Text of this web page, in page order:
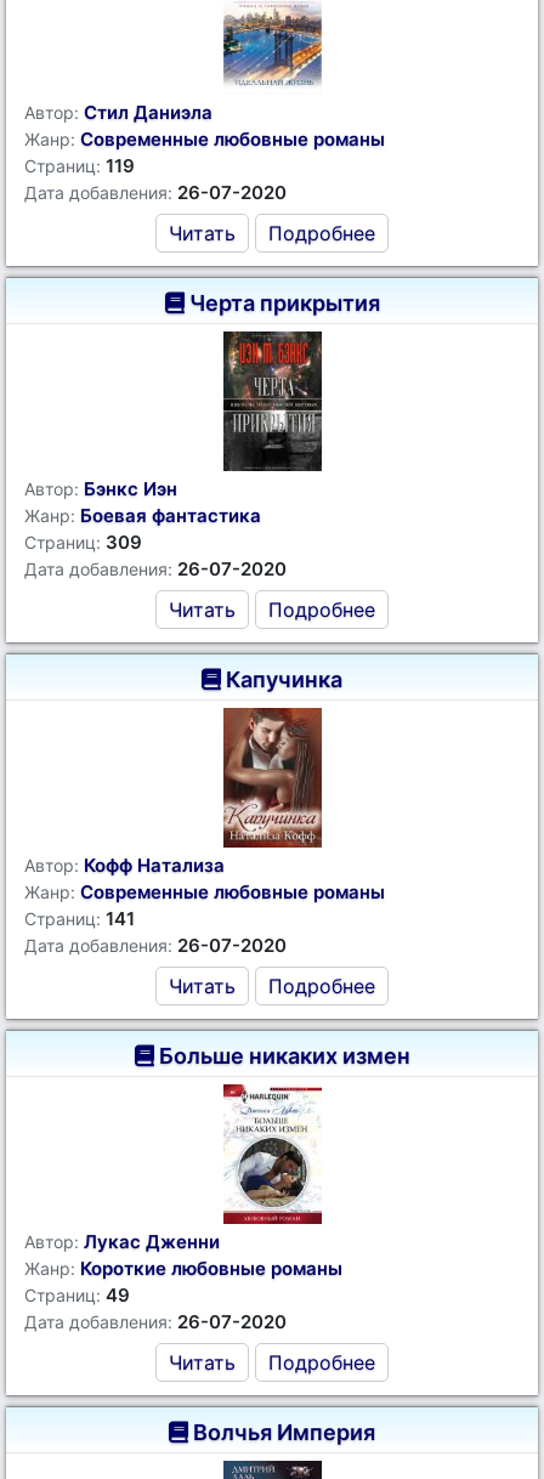
Автор: Стил Даниэла
Жанр: Современные любовные романы
Страниц: 119
Дата добавления: 26-07-2020
Читать Подробнее
Черта прикрытия
Автор: Бэнкс Иэн
Жанр: Боевая фантастика
Страниц: 309
Дата добавления: 26-07-2020
Читать Подробнее
Капучинка
Автор: Кофф Натализа
Жанр: Современные любовные романы
Страниц: 141
Дата добавления: 26-07-2020
Читать Подробнее
Больше никаких измен
Автор: Лукас Дженни
Жанр: Короткие любовные романы
Страниц: 49
Дата добавления: 26-07-2020
Читать Подробнее
Волчья Империя